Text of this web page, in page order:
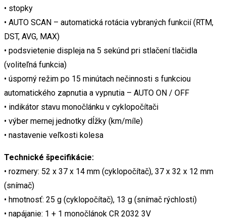
• stopky
• AUTO SCAN – automatická rotácia vybraných funkcií (RTM,
DST, AVG, MAX)
• podsvietenie displeja na 5 sekúnd pri stlačení tlačidla
(voliteľná funkcia)
• úsporný režim po 15 minútach nečinnosti s funkciou
automatického zapnutia a vypnutia – AUTO ON / OFF
• indikátor stavu monočlánku v cyklopočítači
• výber mernej jednotky dĺžky (km/míle)
• nastavenie veľkosti kolesa
Technické špecifikácie:
• rozmery: 52 x 37 x 14 mm (cyklopočítač), 37 x 32 x 12 mm
(snímač)
• hmotnosť: 25 g (cyklopočítač), 13 g (snímač rýchlosti)
• napájanie: 1 + 1 monočlánok CR 2032 3V